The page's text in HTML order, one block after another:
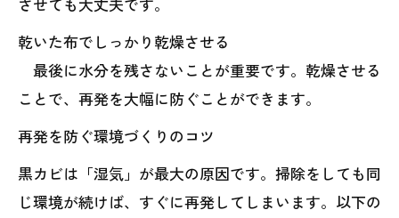
乾いた布でしっかり乾燥させる
最後に水分を残さないことが重要です。乾燥させる
ことで、再発を大幅に防ぐことができます。
再発を防ぐ環境づくりのコツ
黒カビは「湿気」が最大の原因です。掃除をしても同
じ環境が続けば、すぐに再発してしまいます。以下の